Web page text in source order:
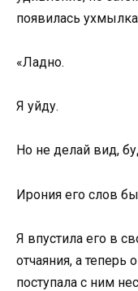
появилась
«Ладно.
Я уйду.
Но не делай вид,
Ирония его слов
Я впустила его в
отчаяния, а теперь
поступала с ним